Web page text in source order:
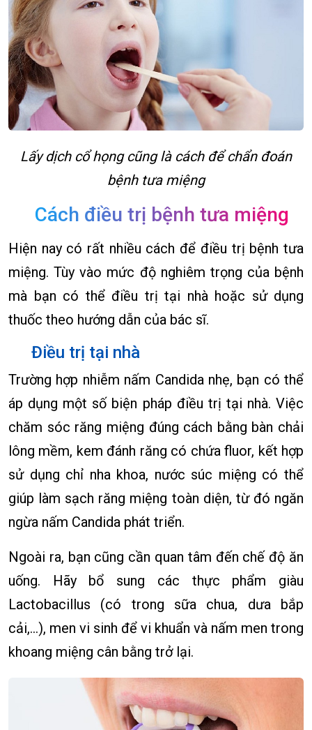
Lấy dịch cổ họng cũng là cách để chẩn đoán
bệnh tưa miệng
Cách điều trị bệnh tưa miệng
Hiện nay có rất nhiều cách để điều trị bệnh tưa
miệng. Tùy vào mức độ nghiêm trọng của bệnh
mà bạn có thể điều trị tại nhà hoặc sử dụng
thuốc theo hướng dẫn của bác sĩ.
Điều trị tại nhà
Trường hợp nhiễm nấm Candida nhẹ, bạn có thể
áp dụng một số biện pháp điều trị tại nhà. Việc
chăm sóc răng miệng đúng cách bằng bàn chải
lông mềm, kem đánh răng có chứa fluor, kết hợp
sử dụng chỉ nha khoa, nước súc miệng có thể
giúp làm sạch răng miệng toàn diện, từ đó ngăn
ngừa nấm Candida phát triển.
Ngoài ra, bạn cũng cần quan tâm đến chế độ ăn
uống. Hãy bổ sung các thực phẩm giàu
Lactobacillus (có trong sữa chua, dưa bắp
cải,...), men vi sinh để vi khuẩn và nấm men trong
khoang miệng cân bằng trở lại.